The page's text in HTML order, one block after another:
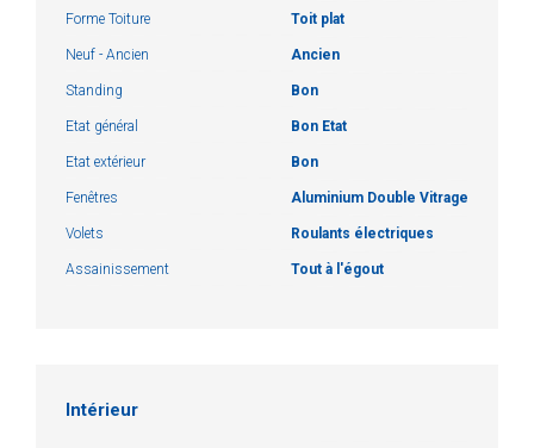
Forme Toiture Toit plat
Neuf - Ancien Ancien
Standing Bon
Etat général Bon Etat
Etat extérieur Bon
Fenêtres Aluminium Double Vitrage
Volets Roulants électriques
Assainissement Tout à l'égout
Intérieur